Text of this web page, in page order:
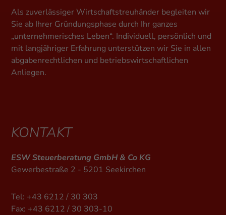
Als zuverlässiger Wirtschaftstreuhänder begleiten wir
Sie ab Ihrer Gründungsphase durch Ihr ganzes
„unternehmerisches Leben“. Individuell, persönlich und
mit langjähriger Erfahrung unterstützen wir Sie in allen
abgabenrechtlichen und betriebswirtschaftlichen
Anliegen.
KONTAKT
ESW Steuerberatung GmbH & Co KG
Gewerbestraße 2 - 5201 Seekirchen
Tel: +43 6212 / 30 303
Fax: +43 6212 / 30 303-10
Zurück Nur essenzielle Cookies akzeptieren
Essenziell (1)
Essenzielle Cookies ermöglichen grundlegende Funktionen
erforderlich.
Inhalte von Videoplattformen und Social-Media-
Plattformen werden standardmäßig blockiert. Wenn
mehr.
Cookie-Informationen anzeigen